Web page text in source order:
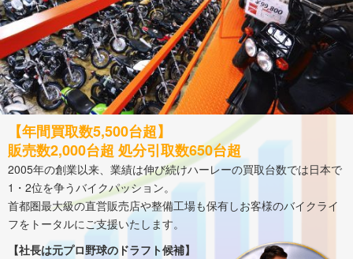
【年間買取数5,500台超】
販売数2,000台超 処分引取数650台超
2005年の創業以来、業績は伸び続けハーレーの買取台数では日本で
1・2位を争うバイクパッション。
首都圏最大級の直営販売店や整備工場も保有しお客様のバイクライ
フをトータルにご支援いたします。
【社長は元プロ野球のドラフト候補】